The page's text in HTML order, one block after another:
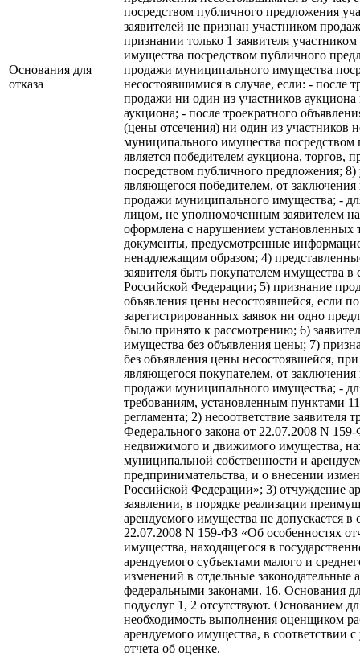
Основания для
отказа
посредством публичного предложения
заявителей не признан участником
признании только 1 заявителя
имущества посредством публичного
продажи муниципального имущества
несостоявшимися в случае, если: - после
продажи ни один из участников
аукциона; - после троекратного
(цены отсечения) ни один из участников
муниципального имущества посредством
является победителем аукциона,
посредством публичного предложения; 8)
являющегося победителем, от
продажи муниципального имущества; -
лицом, не уполномоченным заявителем
оформлена с нарушением установленных
документы, предусмотренные
ненадлежащим образом; 4)
заявителя быть покупателем имущества в
Российской Федерации; 5) признание
объявления цены несостоявшейся, если по
зарегистрированных заявок ни одно
было принято к рассмотрению; 6)
имущества без объявления цены; 7)
без объявления цены несостоявшейся,
являющегося покупателем, от
продажи муниципального имущества; -
требованиям, установленным пунктами
регламента; 2) несоответствие заявителя
Федерального закона от 22.07.2008 N
недвижимого и движимого имущества,
муниципальной собственности и
предпринимательства, и о внесении
Российской Федерации»; 3) отчуждение
заявлении, в порядке реализации
арендуемого имущества не допускается
22.07.2008 N 159-ФЗ «Об особенностях
имущества, находящегося в
арендуемого субъектами малого и
изменений в отдельные
федеральными законами. 16. Основания
подуслуг 1, 2 отсутствуют. Основанием
необходимость выполнения оценщиком
арендуемого имущества, в соответствии
отчета об оценке.